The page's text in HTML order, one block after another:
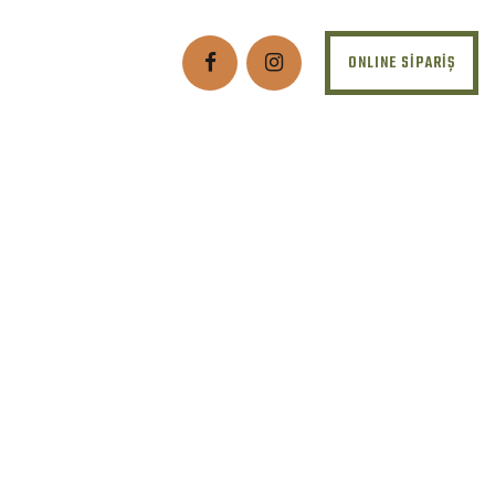
ONLINE SİPARİŞ